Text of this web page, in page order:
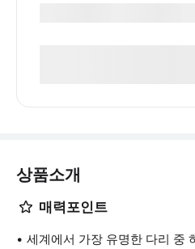
상품소개
매력포인트
세계에서 가장 유명한 다리 중